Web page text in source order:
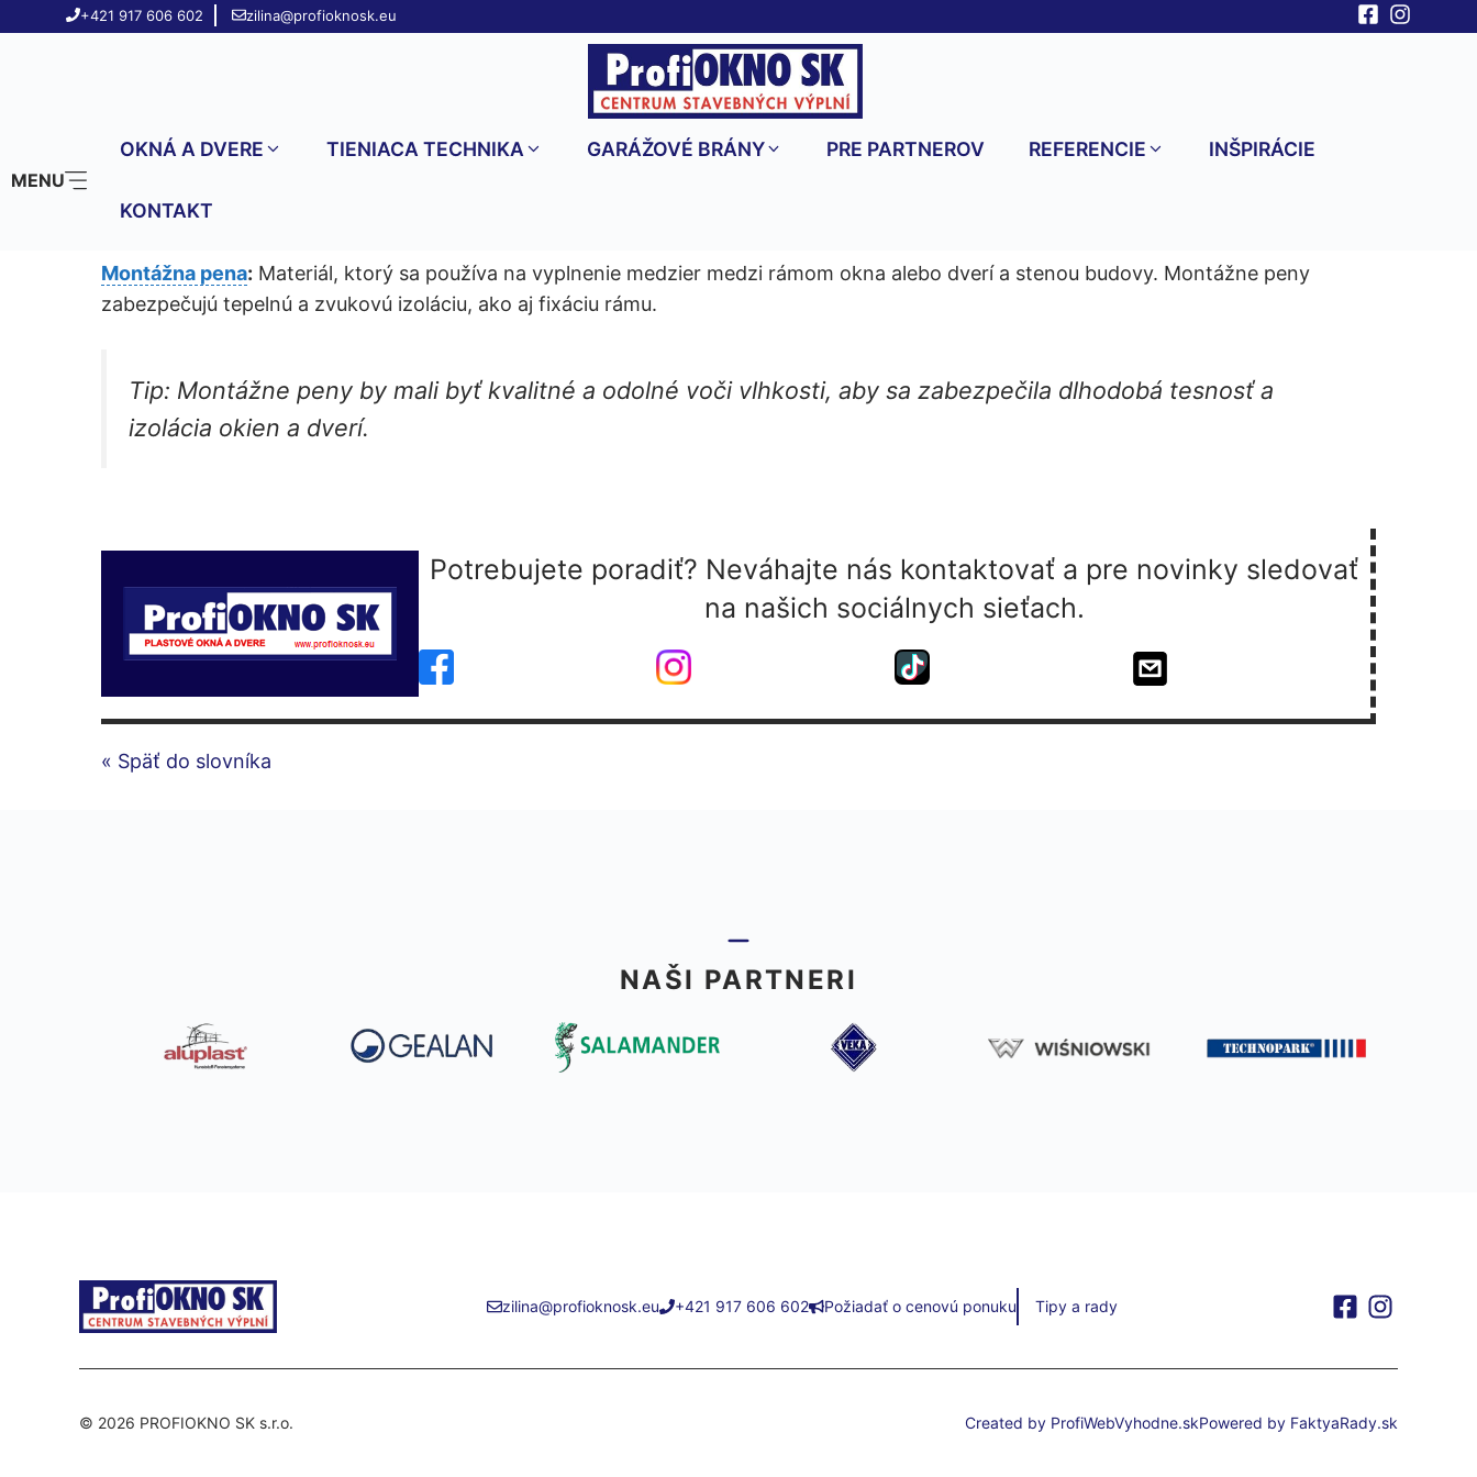
Preskočiť+421 917 606 602 zilina@profioknosk.eu
MENU
OKNÁ A DVERE TIENIACA TECHNIKA GARÁŽOVÉ BRÁNY PRE PARTNEROV REFERENCIE INŠPIRÁCIE
KONTAKT
Montážna pena
Montážna pena: Materiál, ktorý sa používa na vyplnenie medzier medzi rámom okna alebo dverí a stenou budovy. Montážne peny
zabezpečujú tepelnú a zvukovú izoláciu, ako aj fixáciu rámu.
Tip: Montážne peny by mali byť kvalitné a odolné voči vlhkosti, aby sa zabezpečila dlhodobá tesnosť a
izolácia okien a dverí.
Potrebujete poradiť? Neváhajte nás kontaktovať a pre novinky sledovať
na našich sociálnych sieťach.
« Späť do slovníka
NAŠI PARTNERI
zilina@profioknosk.eu +421 917 606 602 Požiadať o cenovú ponuku Tipy a rady
© 2026 PROFIOKNO SK s.r.o. Created by ProfiWebVyhodne.skPowered by FaktyaRady.sk